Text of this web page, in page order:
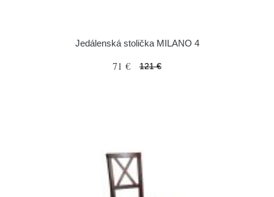
Jedálenská stolička MILANO 4
71 € 121 €